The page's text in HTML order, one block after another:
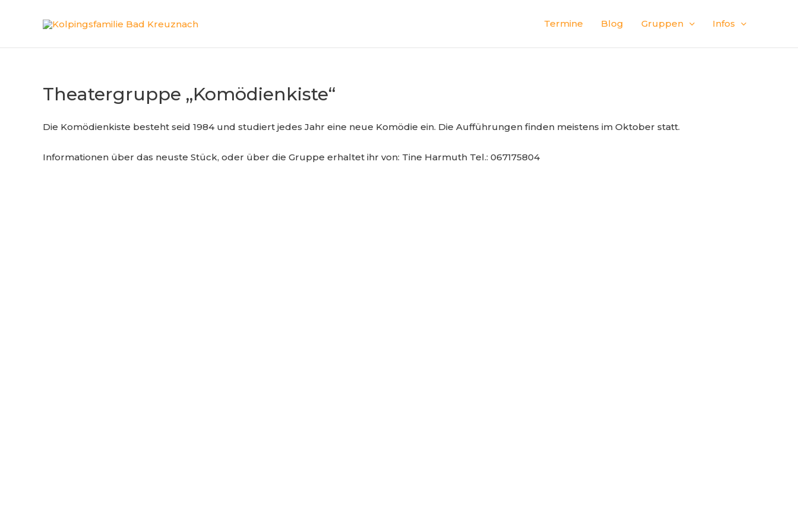
Termine Blog Gruppen Infos
Theatergruppe „Komödienkiste“
Die Komödienkiste besteht seid 1984 und studiert jedes Jahr eine neue Komödie ein. Die Aufführungen finden meistens im Oktober statt.
Informationen über das neuste Stück, oder über die Gruppe erhaltet ihr von: Tine Harmuth Tel.: 067175804